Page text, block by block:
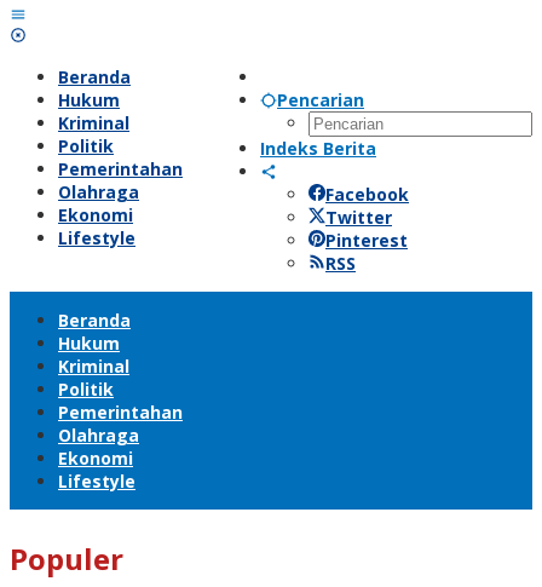
Pencarian
Indeks Berita
Facebook
Twitter
Pinterest
RSS
Beranda
Hukum
Kriminal
Politik
Pemerintahan
Olahraga
Ekonomi
Lifestyle
Beranda
Hukum
Kriminal
Politik
Pemerintahan
Olahraga
Ekonomi
Lifestyle
Populer